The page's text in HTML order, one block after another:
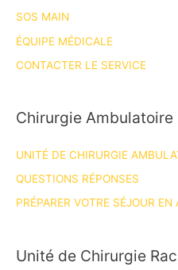
SOS MAIN
ÉQUIPE MÉDICALE
CONTACTER LE SERVICE
Chirurgie Ambulatoire
UNITÉ DE CHIRURGIE
QUESTIONS RÉPONSES
PRÉPARER VOTRE SÉJOUR
Unité de Chirurgie